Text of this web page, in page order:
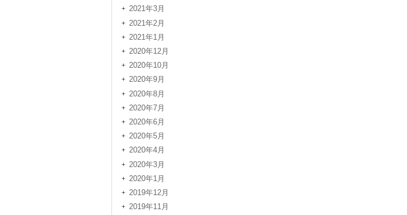
2021年3月
2021年2月
2021年1月
2020年12月
2020年10月
2020年9月
2020年8月
2020年7月
2020年6月
2020年5月
2020年4月
2020年3月
2020年1月
2019年12月
2019年11月